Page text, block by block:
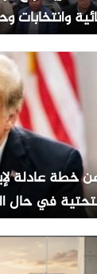
وانتخابات
خطة عادلة
في حال